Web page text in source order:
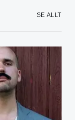
SE ALLT